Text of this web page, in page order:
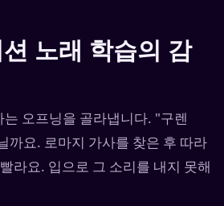
노래 학습의 감
는 오프닝을 골라냅니다. "구렌
까요. 로마지 가사를 찾은 후 따라
라요. 입으로 그 소리를 내지 못해